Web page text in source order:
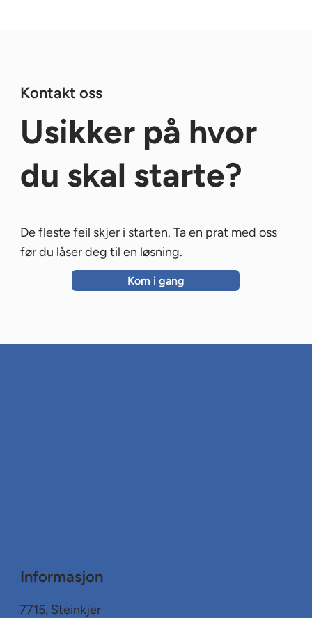
Kontakt oss
Usikker på hvor
du skal starte?
De fleste feil skjer i starten. Ta en prat med oss
før du låser deg til en løsning.
Kom i gang
Informasjon
7715, Steinkjer